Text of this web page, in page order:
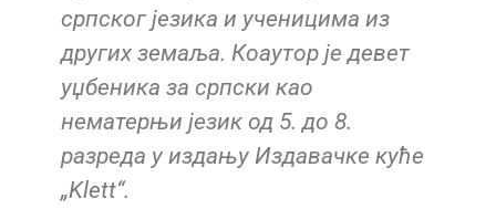
српског језика и ученицима из
других земаља. Коаутор је девет
уџбеника за српски као
нематерњи језик од 5. до 8.
разреда у издању Издавачке куће
„Klett“.